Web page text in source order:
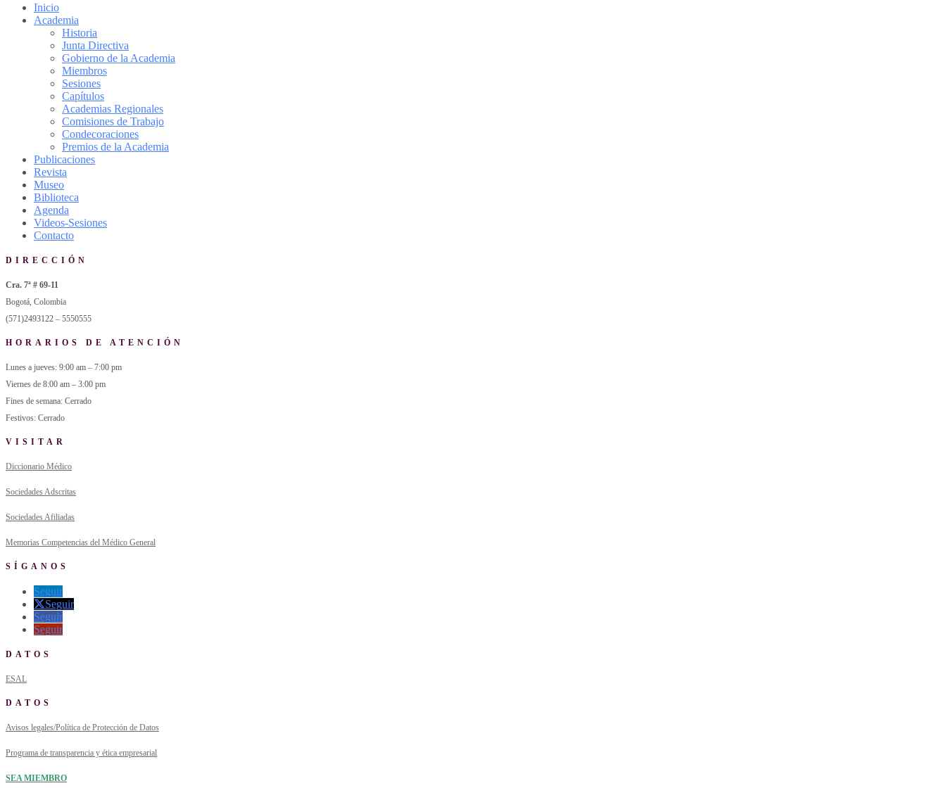
Inicio
Academia
Historia
Junta Directiva
Gobierno de la Academia
Miembros
Sesiones
Capítulos
Academias Regionales
Comisiones de Trabajo
Condecoraciones
Premios de la Academia
Publicaciones
Revista
Museo
Biblioteca
Agenda
Videos-Sesiones
Contacto
DIRECCIÓN
Cra. 7ª # 69-11
Bogotá, Colombia
(571)2493122 – 5550555
HORARIOS DE ATENCIÓN
Lunes a jueves: 9:00 am – 7:00 pm
Viernes de 8:00 am – 3:00 pm
Fines de semana: Cerrado
Festivos: Cerrado
VISITAR
Diccionario Médico
Sociedades Adscritas
Sociedades Afiliadas
Memorias Competencias del Médico General
SÍGANOS
Seguir
Seguir
Seguir
Seguir
DATOS
ESAL
DATOS
Avisos legales/Política de Protección de Datos
Programa de transparencia y ética empresarial
SEA MIEMBRO